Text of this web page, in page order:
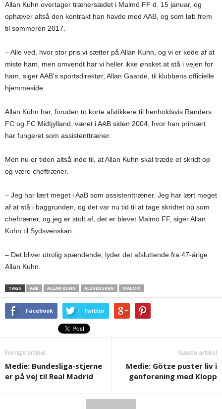
Allan Kuhn overtager trænersædet i Malmö FF d. 15 januar, og
ophæver altså den kontrakt han havde med AAB, og som løb frem
til sommeren 2017.
– Alle ved, hvor stor pris vi sætter på Allan Kuhn, og vi er kede af at
miste ham, men omvendt har vi heller ikke ønsket at stå i vejen for
ham, siger AAB’s sportsdirektør, Allan Gaarde, til klubbens officielle
hjemmeside.
Allan Kuhn har, foruden to korte afstikkere til henholdsvis Randers
FC og FC Midtjylland, været i AAB siden 2004, hvor han primært
har fungeret som assistenttræner.
Men nu er tiden altså inde til, at Allan Kuhn skal træde et skridt op
og være cheftræner.
– Jeg har lært meget i AaB som assistenttræner. Jeg har lært meget
af at stå i baggrunden, og det var nu tid til at tage skridtet op som
cheftræner, og jeg er stolt af, det er blevet Malmö FF, siger Allan
Kuhn til Sydsvenskan.
– Det bliver utrolig spændende, lyder det afsluttende fra 47-årige
Allan Kuhn.
TAGS AAB ALLAN KUHN ALSVENSKAN MALMÖ
Facebook Twitter
Forrige artikel
Medie: Bundesliga-stjerne
er på vej til Real Madrid
Næste artikel
Medie: Götze puster liv i
genforening med Klopp